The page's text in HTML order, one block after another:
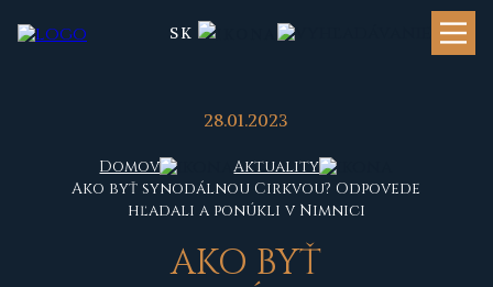
SK
28.01.2023
Domov
Aktuality
Ako byť synodálnou Cirkvou? Odpovede
hľadali a ponúkli v Nimnici
AKO BYŤ